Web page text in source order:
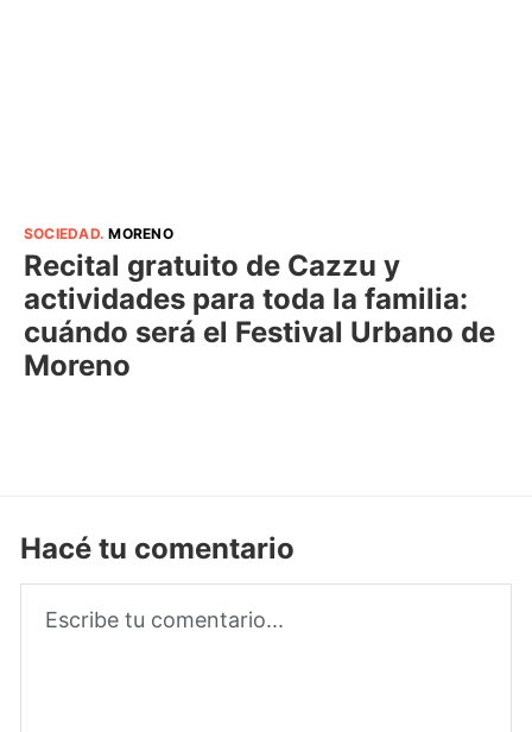
SOCIEDAD.MORENO
Recital gratuito de Cazzu y
actividades para toda la familia:
cuándo será el Festival Urbano de
Moreno
Hacé tu comentario